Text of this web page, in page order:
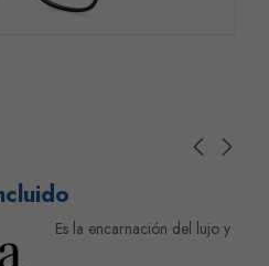
Es la encarnación del lujo y